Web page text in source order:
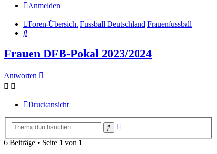
Anmelden
Foren-Übersicht Fussball Deutschland Frauenfussball
Suche
Frauen DFB-Pokal 2023/2024
Antworten
Druckansicht
Suche
6 Beiträge • Seite 1 von 1